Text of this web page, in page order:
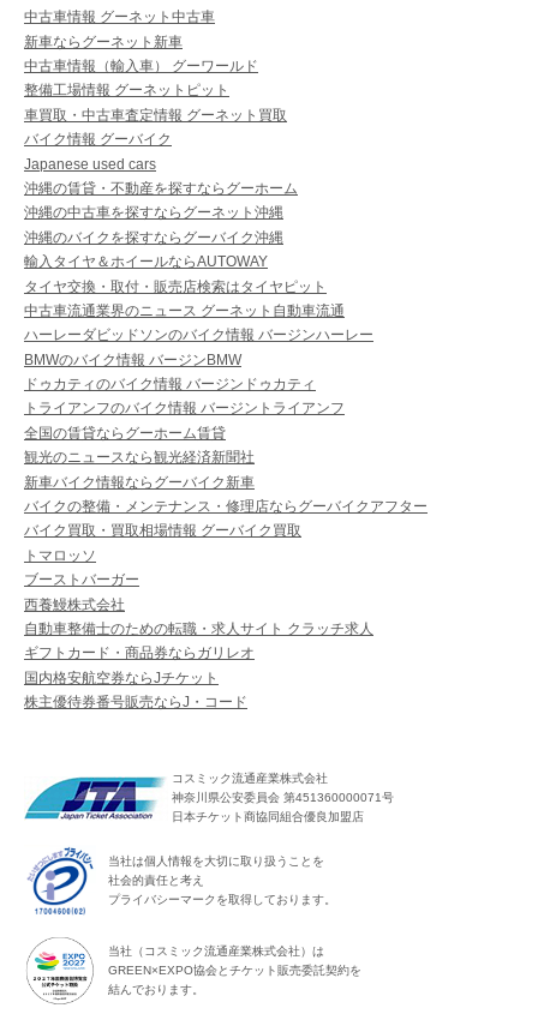
中古車情報 グーネット中古車
新車ならグーネット新車
中古車情報（輸入車） グーワールド
整備工場情報 グーネットピット
車買取・中古車査定情報 グーネット買取
バイク情報 グーバイク
Japanese used cars
沖縄の賃貸・不動産を探すならグーホーム
沖縄の中古車を探すならグーネット沖縄
沖縄のバイクを探すならグーバイク沖縄
輸入タイヤ＆ホイールならAUTOWAY
タイヤ交換・取付・販売店検索はタイヤピット
中古車流通業界のニュース グーネット自動車流通
ハーレーダビッドソンのバイク情報 バージンハーレー
BMWのバイク情報 バージンBMW
ドゥカティのバイク情報 バージンドゥカティ
トライアンフのバイク情報 バージントライアンフ
全国の賃貸ならグーホーム賃貸
観光のニュースなら観光経済新聞社
新車バイク情報ならグーバイク新車
バイクの整備・メンテナンス・修理店ならグーバイクアフター
バイク買取・買取相場情報 グーバイク買取
トマロッソ
ブーストバーガー
西養鰻株式会社
自動車整備士のための転職・求人サイト クラッチ求人
ギフトカード・商品券ならガリレオ
国内格安航空券ならJチケット
株主優待券番号販売ならJ・コード
コスミック流通産業株式会社
神奈川県公安委員会 第451360000071号
日本チケット商協同組合優良加盟店
当社は個人情報を大切に取り扱うことを
社会的責任と考え
プライバシーマークを取得しております。
当社（コスミック流通産業株式会社）は
GREEN×EXPO協会とチケット販売委託契約を
結んでおります。